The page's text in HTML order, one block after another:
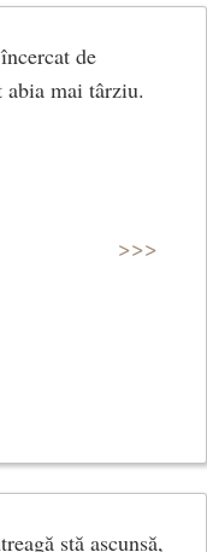
de
mai târziu.
>>>
stă ascunsă,